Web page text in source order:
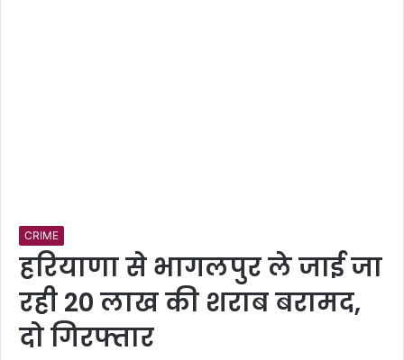
CRIME
हरियाणा से भागलपुर ले जाई जा
रही 20 लाख की शराब बरामद,
दो गिरफ्तार